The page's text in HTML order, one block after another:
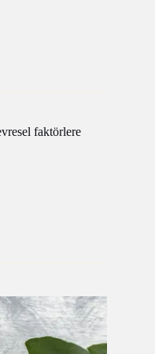
faktörlere